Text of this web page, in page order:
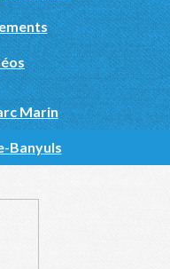
Marin
Banyuls